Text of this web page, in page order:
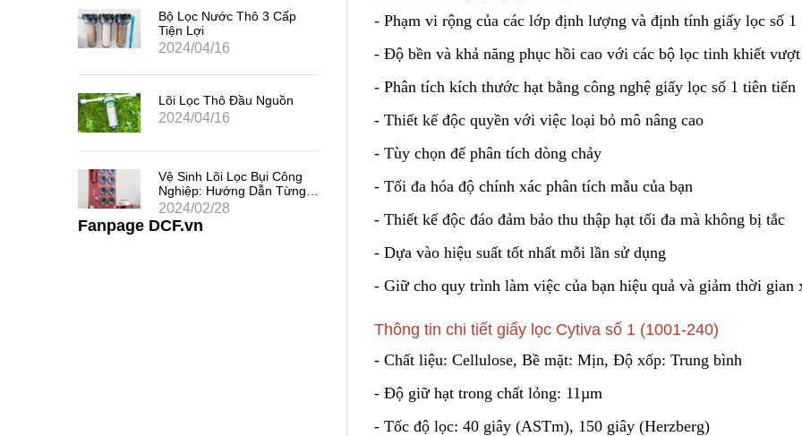
- Phạm vi rộng của các lớp định lượng và định tính giấy lọc số 1
- Độ bền và khả năng phục hồi cao với các bộ lọc tinh khiết
- Phân tích kích thước hạt bằng công nghệ giấy lọc số 1 tiên tiến
- Thiết kế độc quyền với việc loại bỏ mô nâng cao
- Tùy chọn để phân tích dòng chảy
- Tối đa hóa độ chính xác phân tích mẫu của bạn
- Thiết kế độc đáo đảm bảo thu thập hạt tối đa mà không bị tắc
- Dựa vào hiệu suất tốt nhất mỗi lần sử dụng
- Giữ cho quy trình làm việc của bạn hiệu quả và giảm thời gian
Thông tin chi tiết giấy lọc Cytiva số 1 (1001-240)
- Chất liệu: Cellulose, Bề mặt: Mịn, Độ xốp: Trung bình
- Độ giữ hạt trong chất lỏng: 11µm
- Tốc độ lọc: 40 giây (ASTm), 150 giây (Herzberg)
Bộ Lọc Nước Thô 3 Cấp
Tiện Lợi
2024/04/16
Lõi Lọc Thô Đầu Nguồn
2024/04/16
Vệ Sinh Lõi Lọc Bụi Công
Nghiệp: Hướng Dẫn Từng
Bước
2024/02/28
Cấu Tạo Decal Phản Quang
2023/12/11
Cách Sử Dụng Hóa Chất
2023/12/08
Johnson Trong Khai Thác
Quặng Đất Hiếm
Bộ Lọc Nước Thô
Tiện Lợi
2024/04/16
2024/04/16
Fanpage DCF.vn